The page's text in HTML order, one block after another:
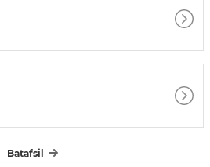
Batafsil